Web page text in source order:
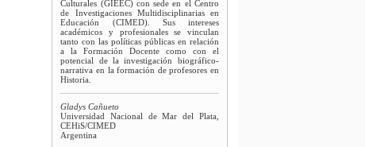
Culturales (GIEEC) con sede en el Centro
de Investigaciones Multidisciplinarias en
Educación (CIMED). Sus intereses
académicos y profesionales se vinculan
tanto con las políticas públicas en relación
a la Formación Docente como con el
potencial de la investigación biográfico-
narrativa en la formación de profesores en
Historia.
Gladys Cañueto
Universidad Nacional de Mar del Plata,
CEHiS/CIMED
Argentina